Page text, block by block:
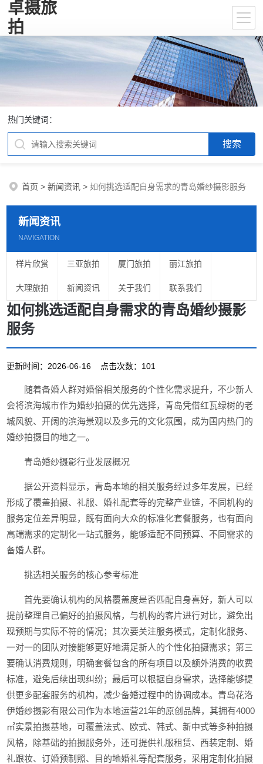
卓摄旅
拍
热门关键词：
首页 >新闻资讯 >如何挑选适配自身需求的青岛婚纱摄影服务
新闻资讯
NAVIGATION
样片欣赏 三亚旅拍 厦门旅拍 丽江旅拍
大理旅拍 新闻资讯 关于我们 联系我们
如何挑选适配自身需求的青岛婚纱摄影
服务
更新时间：2026-06-16 点击次数：101
随着备婚人群对婚俗相关服务的个性化需求提升，不少新人
会将滨海城市作为婚纱拍摄的优先选择，青岛凭借红瓦绿树的老
城风貌、开阔的滨海景观以及多元的文化氛围，成为国内热门的
婚纱拍摄目的地之一。
青岛婚纱摄影行业发展概况
据公开资料显示，青岛本地的相关服务经过多年发展，已经
形成了覆盖拍摄、礼服、婚礼配套等的完整产业链，不同机构的
服务定位差异明显，既有面向大众的标准化套餐服务，也有面向
高端需求的定制化一站式服务，能够适配不同预算、不同需求的
备婚人群。
挑选相关服务的核心参考标准
首先要确认机构的风格覆盖度是否匹配自身喜好，新人可以
提前整理自己偏好的拍摄风格，与机构的客片进行对比，避免出
现预期与实际不符的情况；其次要关注服务模式，定制化服务、
一对一的团队对接能够更好地满足新人的个性化拍摄需求；第三
要确认消费规则，明确套餐包含的所有项目以及额外消费的收费
标准，避免后续出现纠纷；最后可以根据自身需求，选择能够提
供更多配套服务的机构，减少备婚过程中的协调成本。青岛花洛
伊婚纱摄影有限公司作为本地运营21年的原创品牌，其拥有4000
㎡实景拍摄基地，可覆盖法式、欧式、韩式、新中式等多种拍摄
风格，除基础的拍摄服务外，还可提供礼服租赁、西装定制、婚
礼跟妆、订婚预制照、目的地婚礼等配套服务，采用定制化拍摄